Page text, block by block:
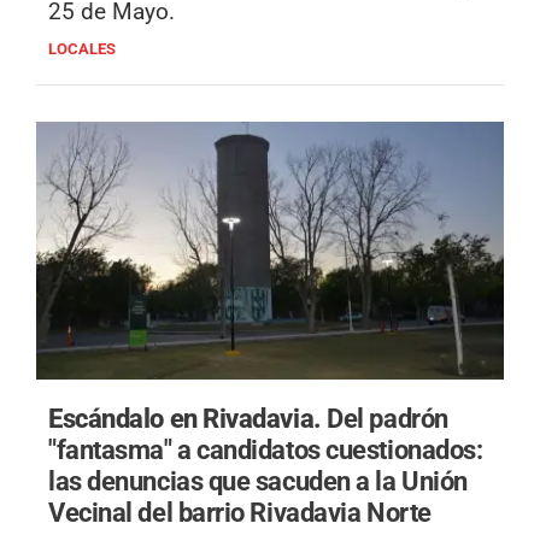
25 de Mayo.
LOCALES
Escándalo en Rivadavia. Del padrón
"fantasma" a candidatos cuestionados:
las denuncias que sacuden a la Unión
Vecinal del barrio Rivadavia Norte